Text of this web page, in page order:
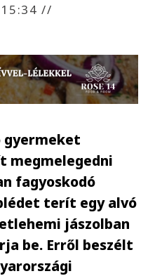
15:34//
gyermeket
megmelegedni
fagyoskodó
terít egy alvó
jászolban
be. Erről beszélt